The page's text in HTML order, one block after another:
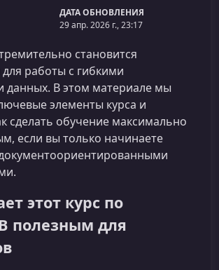
ДАТА ОБНОВЛЕНИЯ
29 апр. 2026 г., 23:17
становится
работы с гибкими
данных. В этом материале мы
элементы курса и
сделать обучение максимально
если вы только начинаете
этот курс по
полезным для